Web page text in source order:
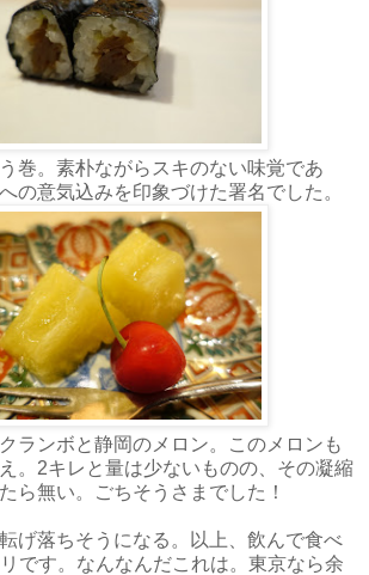
巻。素朴ながらスキのない味覚であ
の意気込みを印象づけた署名でした。
ランボと静岡のメロン。このメロンも
。2キレと量は少ないものの、その凝縮
ら無い。ごちそうさまでした！
げ落ちそうになる。以上、飲んで食べ
です。なんなんだこれは。東京なら余